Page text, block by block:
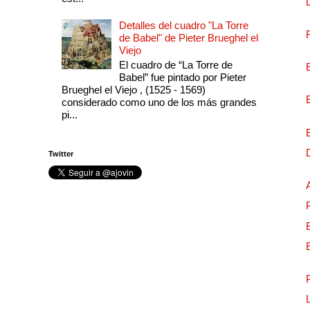
Detalles del cuadro "La Torre
de Babel" de Pieter Brueghel el
Viejo
El cuadro de “La Torre de
Babel” fue pintado por Pieter
Brueghel el Viejo , (1525 - 1569)
considerado como uno de los más grandes
pi...
Twitter